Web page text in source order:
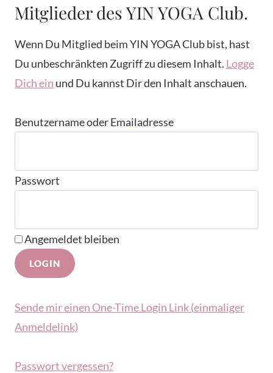
Mitglieder des YIN YOGA Club.
Wenn Du Mitglied beim YIN YOGA Club bist, hast
Du unbeschränkten Zugriff zu diesem Inhalt. Logge
Dich ein und Du kannst Dir den Inhalt anschauen.
Benutzername oder Emailadresse
Passwort
Angemeldet bleiben
Sende mir einen One-Time Login Link (einmaliger
Anmeldelink)
Passwort vergessen?